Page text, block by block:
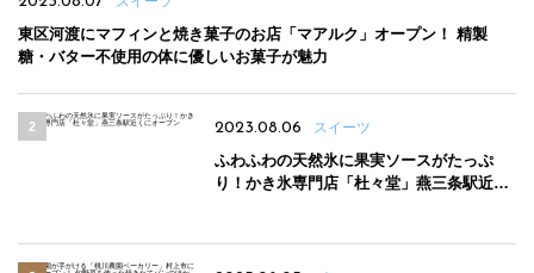
東区河渡にマフィンと焼き菓子のお店「マアルク」オープン！ 精製
糖・バター不使用の体に優しいお菓子が魅力
2023.08.06 スイーツ
ふわふわの天然氷に果実ソースがたっぷ
り！かき氷専門店「杜々堂」燕三条駅近く